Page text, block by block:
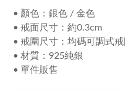
• 顏色：銀色 / 金色
• 戒面尺寸：約0.3cm
• 戒圍尺寸：均碼可調式
• 材質：925純銀
• 單件販售